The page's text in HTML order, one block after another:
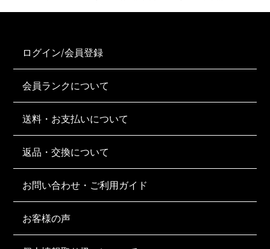
ログイン/会員登録
会員ランクについて
送料・お支払いについて
返品・交換について
お問い合わせ・ご利用ガイド
お客様の声